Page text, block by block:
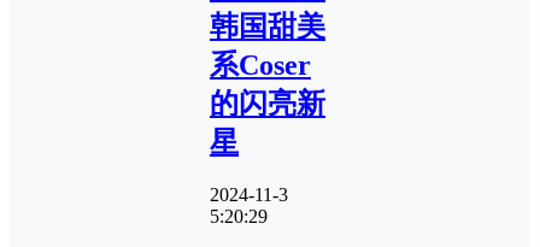
韩国甜美
系Coser
的闪亮新
星
2024-11-3
5:20:29